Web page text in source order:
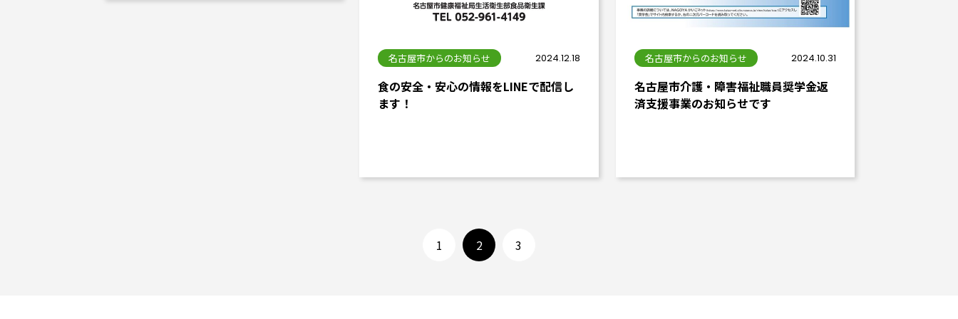
名古屋市からのお知らせ 2024.12.18
食の安全・安心の情報をLINEで配信し
ます！
名古屋市からのお知らせ 2024.10.31
名古屋市介護・障害福祉職員奨学金返
済支援事業のお知らせです
1 2 3